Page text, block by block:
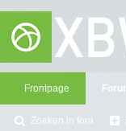
Frontpage
Zoeken in fora